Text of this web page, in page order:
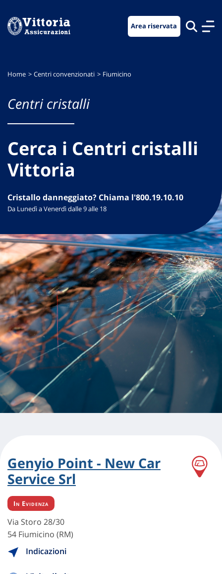
menu
contenuto
footer
Area riservata
Home Centri convenzionati Fiumicino
Centri cristalli
Cerca i Centri cristalli
Vittoria
Cristallo danneggiato? Chiama l'800.19.10.10
Da Lunedì a Venerdì dalle 9 alle 18
Genyio Point - New Car
Service Srl
In Evidenza
Via Storo 28/30
54 Fiumicino (RM)
Indicazioni